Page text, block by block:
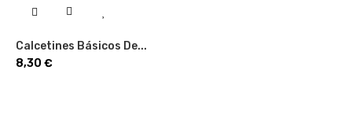
Calcetines Básicos De...
Precio
8,30 €